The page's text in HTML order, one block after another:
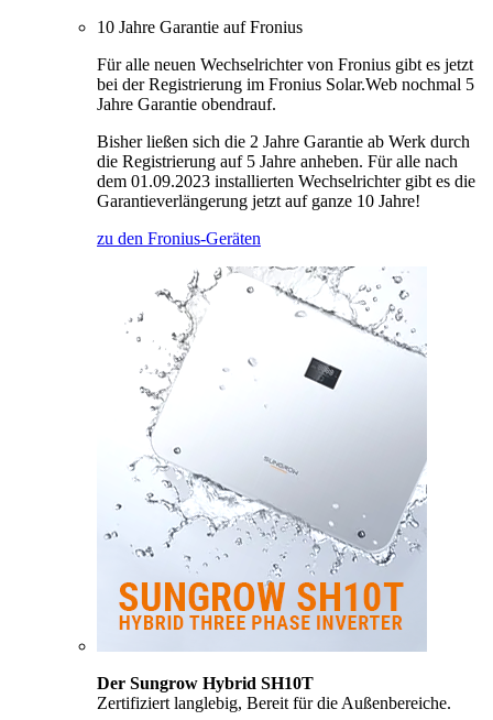
10 Jahre Garantie auf Fronius
Für alle neuen Wechselrichter von Fronius gibt es jetzt
bei der Registrierung im Fronius Solar.Web nochmal 5
Jahre Garantie obendrauf.
Bisher ließen sich die 2 Jahre Garantie ab Werk durch
die Registrierung auf 5 Jahre anheben. Für alle nach
dem 01.09.2023 installierten Wechselrichter gibt es die
Garantieverlängerung jetzt auf ganze 10 Jahre!
zu den Fronius-Geräten
Der Sungrow Hybrid SH10T
Zertifiziert langlebig, Bereit für die Außenbereiche.